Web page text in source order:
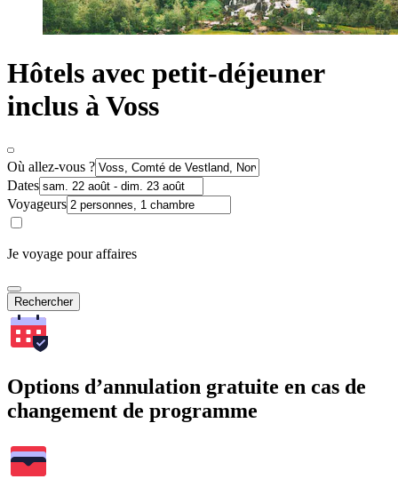
Hôtels avec petit-déjeuner
inclus à Voss
Où allez-vous ?
Dates
Voyageurs
Je voyage pour affaires
Rechercher
Options d’annulation gratuite en cas de
changement de programme